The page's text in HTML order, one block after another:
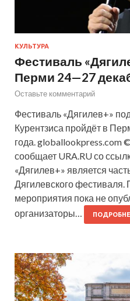
КУЛЬТУРА
Фестиваль
Перми 24—27
Оставьте комментарий
Фестиваль «Дягилев+»
Курентзиса пройдёт в
года. globallookpress.com
сообщает URA.RU со
«Дягилев+» является
Дягилевского
мероприятия пока не
организаторы…